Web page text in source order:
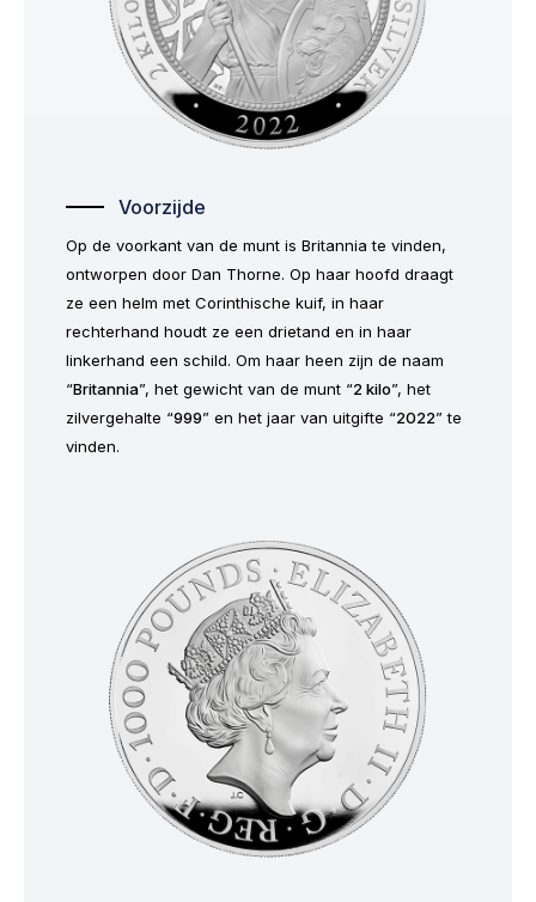
Voorzijde
Op de voorkant van de munt is Britannia te vinden,
ontworpen door Dan Thorne. Op haar hoofd draagt
ze een helm met Corinthische kuif, in haar
rechterhand houdt ze een drietand en in haar
linkerhand een schild. Om haar heen zijn de naam
“Britannia”, het gewicht van de munt “2 kilo”, het
zilvergehalte “999” en het jaar van uitgifte “2022” te
vinden.